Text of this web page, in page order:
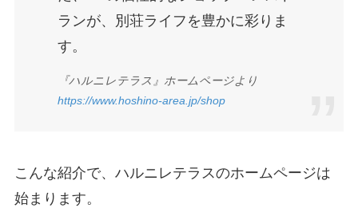
ランが、別荘ライフを豊かに彩りま
す。
『ハルニレテラス』ホームページより
https://www.hoshino-area.jp/shop
こんな紹介で、ハルニレテラスのホームページは
始まります。